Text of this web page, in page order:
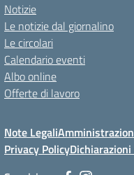
Notizie
Le notizie dal giornalino
Le circolari
Calendario eventi
Albo online
Offerte di lavoro
Note Legali
Privacy Policy